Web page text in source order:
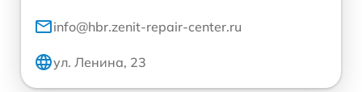
info@hbr.zenit-repair-center.ru
ул. Ленина, 23